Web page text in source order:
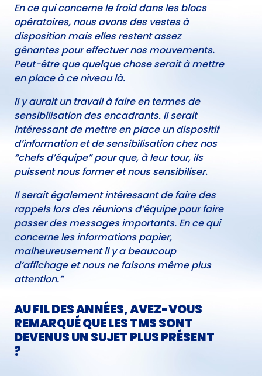
En ce qui concerne le froid dans les blocs
opératoires, nous avons des vestes à
disposition mais elles restent assez
gênantes pour effectuer nos mouvements.
Peut-être que quelque chose serait à mettre
en place à ce niveau là.
Il y aurait un travail à faire en termes de
sensibilisation des encadrants. Il serait
intéressant de mettre en place un dispositif
d’information et de sensibilisation chez nos
“chefs d’équipe” pour que, à leur tour, ils
puissent nous former et nous sensibiliser.
Il serait également intéressant de faire des
rappels lors des réunions d’équipe pour faire
passer des messages importants. En ce qui
concerne les informations papier,
malheureusement il y a beaucoup
d’affichage et nous ne faisons même plus
attention.”
AU FIL DES ANNÉES, AVEZ-VOUS
REMARQUÉ QUE LES TMS SONT
DEVENUS UN SUJET PLUS PRÉSENT
?